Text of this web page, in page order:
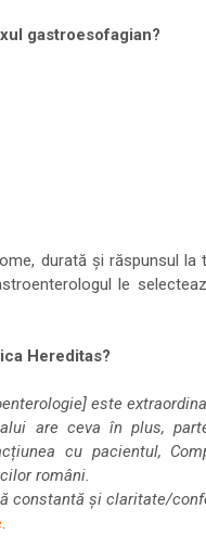
gastroesofagian?
durată și răspunsul la
le
Hereditas?
este
are ceva în plus,
cu pacientul,
români.
constantă și claritate/
.